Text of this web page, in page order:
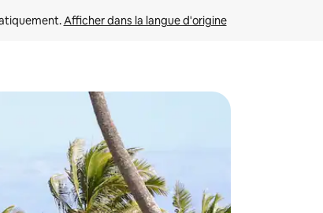
Afficher dans la langue d'origine